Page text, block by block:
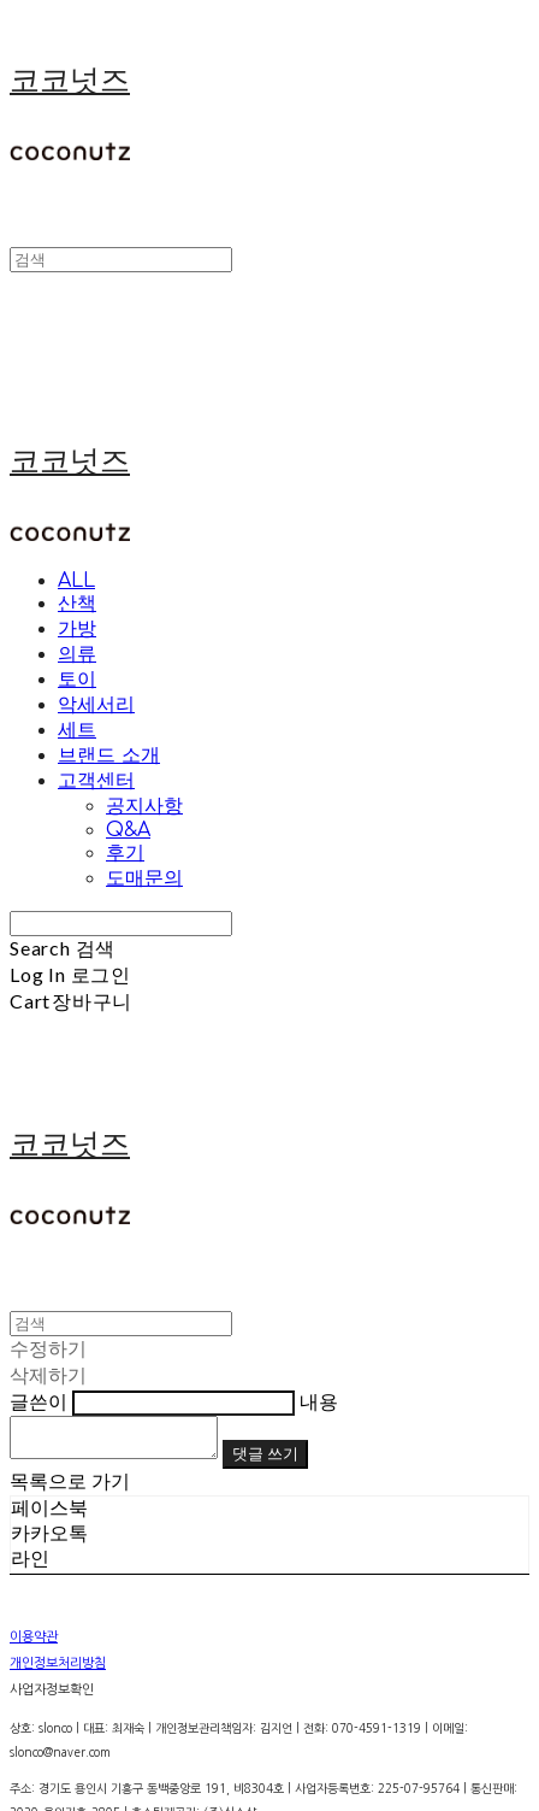
코코넛즈
코코넛즈
ALL
산책
가방
의류
토이
악세서리
세트
브랜드 소개
고객센터
공지사항
Q&A
후기
도매문의
Search 검색
Log In 로그인
Cart장바구니
코코넛즈
수정하기
삭제하기
글쓴이
내용
댓글 쓰기
목록으로 가기
페이스북
카카오톡
라인
이용약관
개인정보처리방침
사업자정보확인
상호: slonco | 대표: 최재숙 | 개인정보관리책임자: 김지언 | 전화: 070-4591-1319 | 이메일:
slonco@naver.com
주소: 경기도 용인시 기흥구 동백중앙로 191, 비8304호 | 사업자등록번호: 225-07-95764 | 통신판매: